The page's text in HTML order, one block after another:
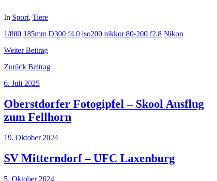
In Sport, Tiere
1/800 185mm D300 f4.0 iso200 nikkor 80-200 f2.8 Nikon
WeiterBeitrag
Zurück Beitrag
6. Juli 2025
Oberstdorfer Fotogipfel – Skool Ausflug
zum Fellhorn
19. Oktober 2024
SV Mitterndorf – UFC Laxenburg
5. Oktober 2024